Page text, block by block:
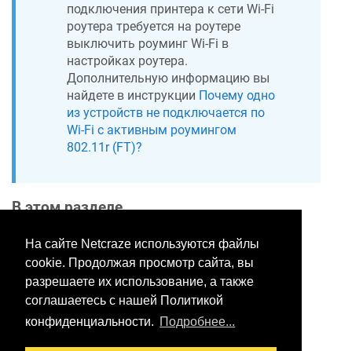
На сайте Netcraze используются файлы
cookie. Продолжая просмотр сайта, вы
разрешаете их использование, а также
соглашаетесь с нашей Политикой
конфиденциальности. Подробнее...
подключения принтера к сети Wi-Fi
роутера требуется на роутере
выключить роуминг Wi-Fi в
настройках роутера.
Дополнительную информацию вы
найдете в инструкции Почему одно
из устройств не подключается по
Wi-Fi с активным роумингом
802.11r (FT)?
В этом разделе
Хотите оставить отзыв?
Нажмите здесь, чтобы